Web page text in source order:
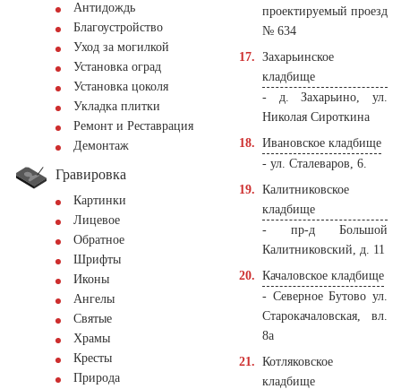
Антидождь
Благоустройство
Уход за могилкой
Установка оград
Установка цоколя
Укладка плитки
Ремонт и Реставрация
Демонтаж
Гравировка
Картинки
Лицевое
Обратное
Шрифты
Иконы
Ангелы
Святые
Храмы
Кресты
Природа
проектируемый проезд
№ 634
Захарьинское
кладбище
- д. Захарьино, ул.
Николая Сироткина
Ивановское кладбище
- ул. Сталеваров, 6.
Калитниковское
кладбище
- пр-д Большой
Калитниковский, д. 11
Качаловское кладбище
- Северное Бутово ул.
Старокачаловская, вл.
8а
Котляковское
кладбище